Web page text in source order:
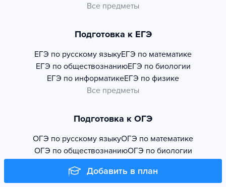
Добавить в план
Все предметы
Подготовка к ЕГЭ
ЕГЭ по русскому языкуЕГЭ по математике
ЕГЭ по обществознаниюЕГЭ по биологии
ЕГЭ по информатикеЕГЭ по физике
Все предметы
Подготовка к ОГЭ
ОГЭ по русскому языкуОГЭ по математике
ОГЭ по обществознаниюОГЭ по биологии
Все предметы